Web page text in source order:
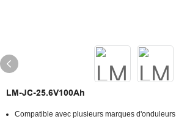
LM-JC-25.6V100Ah
Compatible avec plusieurs marques d'onduleurs